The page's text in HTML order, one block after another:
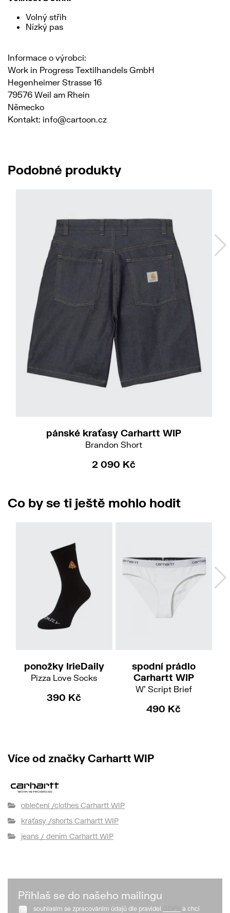
Volný střih
Nízký pas
Informace o výrobci:
Work in Progress Textilhandels GmbH
Hegenheimer Strasse 16
79576 Weil am Rhein
Německo
Kontakt: info@cartoon.cz
Podobné produkty
pánské kraťasy Carhartt WIP
Brandon Short
2 090 Kč
Co by se ti ještě mohlo hodit
ponožky IrieDaily
Pizza Love Socks
390 Kč
spodní prádlo
Carhartt WIP
W' Script Brief
490 Kč
Více od značky Carhartt WIP
oblečení /clothes Carhartt WIP
kraťasy /shorts Carhartt WIP
jeans / denim Carhartt WIP
Přihlaš se do našeho mailingu
souhlasím se zpracováním údajů dle pravidel
a chci